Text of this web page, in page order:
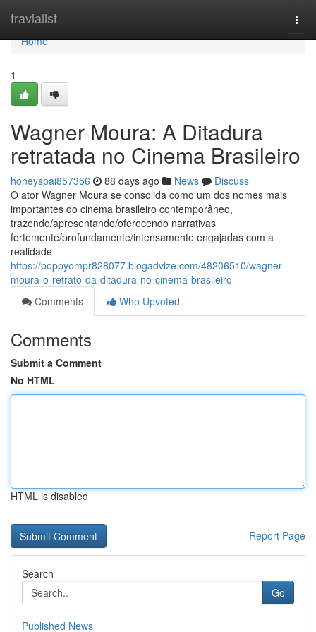
travialist
Home
Home
1
Wagner Moura: A Ditadura
retratada no Cinema Brasileiro
honeyspai857356 88 days ago News
Discuss
O ator Wagner Moura se consolida como um dos nomes mais
importantes do cinema brasileiro contemporâneo,
trazendo/apresentando/oferecendo narrativas
fortemente/profundamente/intensamente engajadas com a
realidade
https://poppyompr828077.blogadvize.com/48206510/wagner-
moura-o-retrato-da-ditadura-no-cinema-brasileiro
Comments
Who Upvoted
Comments
Submit a Comment
No HTML
HTML is disabled
Report Page
Search
Go
Published News